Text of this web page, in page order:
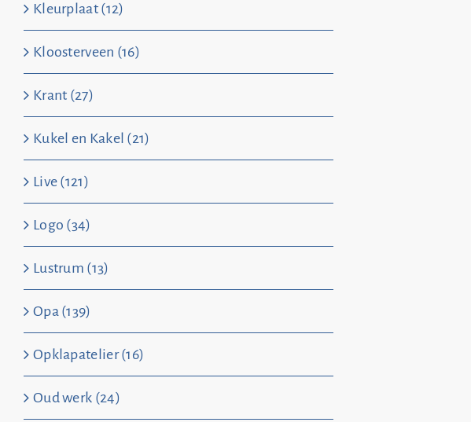
Kleurplaat (12)
Kloosterveen (16)
Krant (27)
Kukel en Kakel (21)
Live (121)
Logo (34)
Lustrum (13)
Opa (139)
Opklapatelier (16)
Oud werk (24)